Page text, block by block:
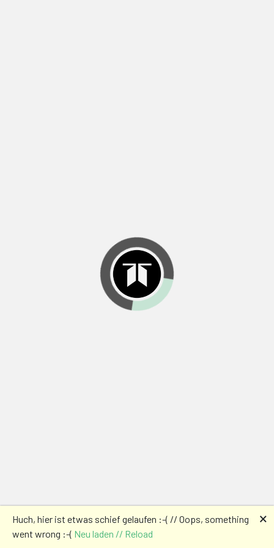
Huch, hier ist etwas schief gelaufen :-( // Oops, something
went wrong :-( Neu laden // Reload
🗙